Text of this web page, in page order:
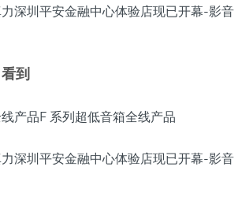
到
产品F 系列超低音箱全线产品